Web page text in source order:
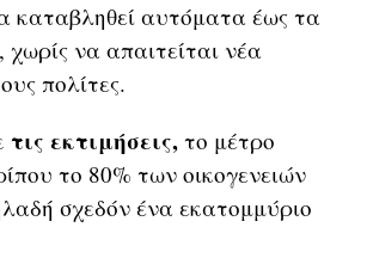
καταβληθεί αυτόματα έως τα
χωρίς να απαιτείται νέα
πολίτες.
εκτιμήσεις, το μέτρο
το 80% των οικογενειών
σχεδόν ένα εκατομμύριο